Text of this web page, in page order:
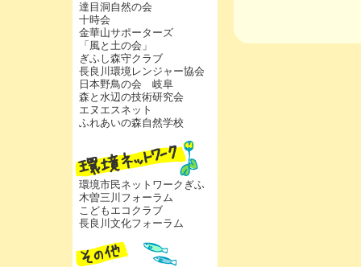
達目洞自然の会
十時会
金華山サポーターズ
「風と土の会」
ぎふし森守クラブ
長良川環境レンジャー協会
日本野鳥の会 岐阜
森と水辺の技術研究会
エヌエスネット
ふれあいの森自然学校
環境市民ネットワークぎふ
木曽三川フォーラム
こどもエコクラブ
長良川文化フォーラム